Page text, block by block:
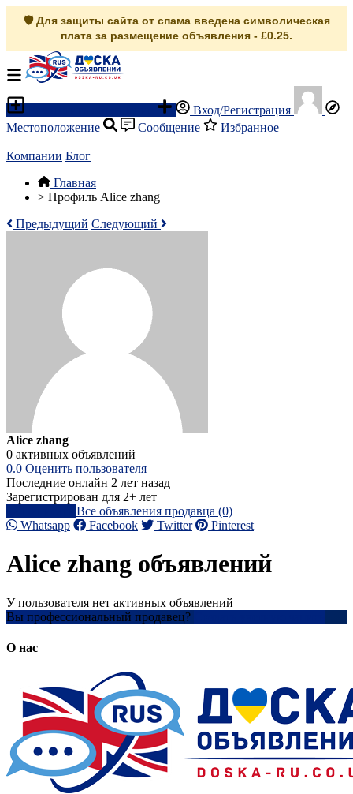
🛡️ Для защиты сайта от спама введена символическая
плата за размещение объявления - £0.25.
Вход/Регистрация
Местоположение
Сообщение Избранное
Компании Блог
Главная
> Профиль Alice zhang
Предыдущий Следующий
Alice zhang
0 активных объявлений
0.0 Оценить пользователя
Последние онлайн 2 лет назад
Зарегистрирован для 2+ лет
Все объявления продавца (0)
Whatsapp
Facebook Twitter Pinterest
Alice zhang объявлений
У пользователя нет активных объявлений
Вы профессиональный продавец?
О нас